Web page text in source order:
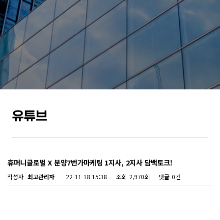
유튜브
휴머니글로벌 X 분양7번가마케팅 1지사, 2지사 담백토크!
작성자 최고관리자 22-11-18 15:38 조회 2,970회 댓글 0건